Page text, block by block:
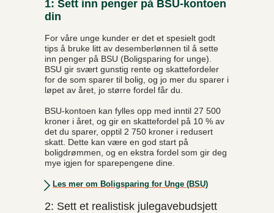
1: Sett inn penger på BSU-kontoen
din
For våre unge kunder er det et spesielt godt
tips å bruke litt av desemberlønnen til å sette
inn penger på BSU (Boligsparing for unge).
BSU gir svært gunstig rente og skattefordeler
for de som sparer til bolig, og jo mer du sparer i
løpet av året, jo større fordel får du.
BSU-kontoen kan fylles opp med inntil 27 500
kroner i året, og gir en skattefordel på 10 % av
det du sparer, opptil 2 750 kroner i redusert
skatt. Dette kan være en god start på
boligdrømmen, og en ekstra fordel som gir deg
mye igjen for sparepengene dine.
Les mer om Boligsparing for Unge (BSU)
2: Sett et realistisk julegavebudsjett